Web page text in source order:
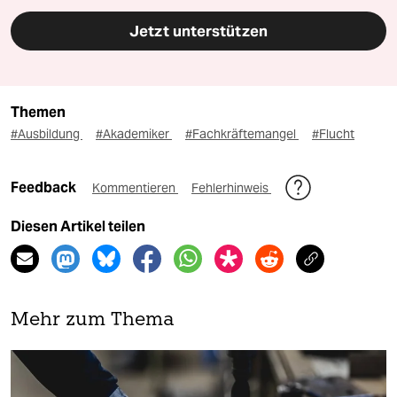
Jetzt unterstützen
Themen
#Ausbildung #Akademiker #Fachkräftemangel #Flucht
Feedback Kommentieren Fehlerhinweis
Diesen Artikel teilen
Mehr zum Thema